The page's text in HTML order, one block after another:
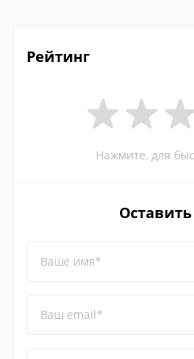
Рейтинг
Нажмите, для
Ваше имя*
Ваш email*